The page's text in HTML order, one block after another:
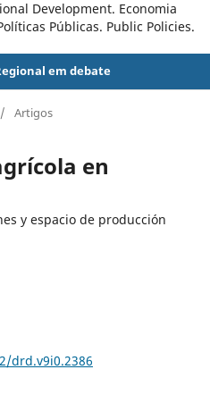
Development. Economia
Públicas. Public Policies.
em debate
/ Artigos
en
y espacio de producción
drd.v9i0.2386